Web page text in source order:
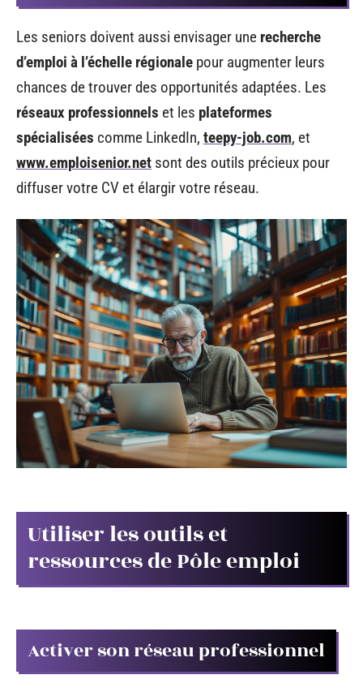
Les seniors doivent aussi envisager une recherche
d’emploi à l’échelle régionale pour augmenter leurs
chances de trouver des opportunités adaptées. Les
réseaux professionnels et les plateformes
spécialisées comme LinkedIn, teepy-job.com, et
www.emploisenior.net sont des outils précieux pour
diffuser votre CV et élargir votre réseau.
Utiliser les outils et
ressources de Pôle emploi
Activer son réseau professionnel